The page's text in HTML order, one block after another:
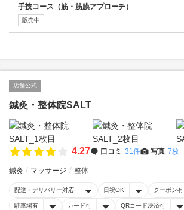
手技コース（筋・筋膜アプローチ）
販売中
店舗公式
鍼灸・整体院SALT
4.27 口コミ 31件 写真 7枚
鍼灸 マッサージ 整体
配達・デリバリー対応 日祝OK クーポン有
駐車場有 カード可 QRコード決済可